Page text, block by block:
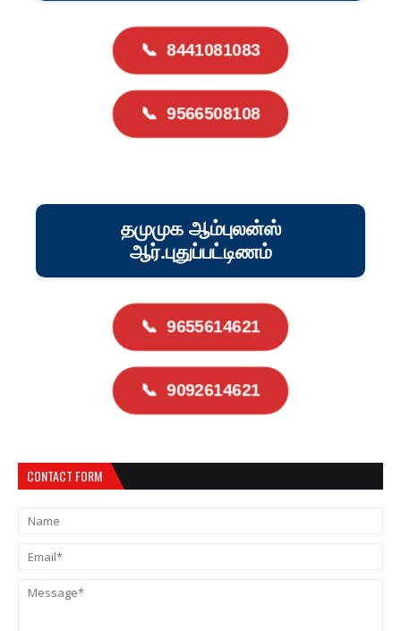
📞 8441081083
📞 9566508108
தமுமுக ஆம்புலன்ஸ்
ஆர்.புதுப்பட்டிணம்
📞 9655614621
📞 9092614621
CONTACT FORM